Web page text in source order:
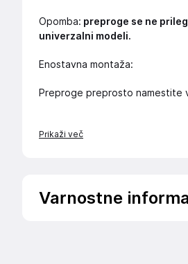
Opomba: preproge se ne
univerzalni modeli.
Enostavna montaža:
Preproge preprosto namestite
Prikaži več
Varnostne